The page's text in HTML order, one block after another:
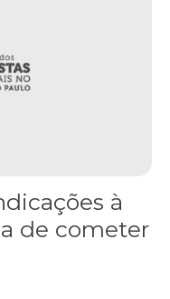
à
de cometer